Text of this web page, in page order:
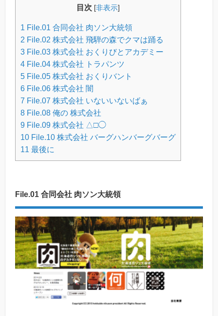
目次 [非表示]
1 File.01 合同会社 肉ソン大統領
2 File.02 株式会社 飛騨の森でクマは踊る
3 File.03 株式会社 おくりびとアカデミー
4 File.04 株式会社 トラパンツ
5 File.05 株式会社 おくりバント
6 File.06 株式会社 闇
7 File.07 株式会社 いないいないばぁ
8 File.08 俺の 株式会社
9 File.09 株式会社 △□◯
10 File.10 株式会社 バーグハンバーグバーグ
11 最後に
File.01 合同会社 肉ソン大統領